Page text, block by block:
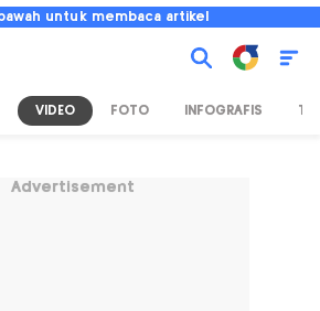
untuk membaca artikel
VIDEO FOTO INFOGRAFIS TV
Advertisement